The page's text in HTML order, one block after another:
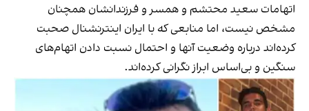
اتهامات سعید محتشم و همسر و فرزندانشان همچنان
مشخص نیست، اما منابعی که با ایران اینترنشنال صحبت
کرده‌اند درباره وضعیت آنها و احتمال نسبت دادن اتهام‌های
سنگین و بی‌اساس ابراز نگرانی کرده‌اند.